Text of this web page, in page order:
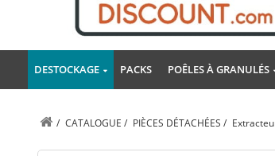
DESTOCKAGE PACKS POÊLES À GRANULÉS
/ CATALOGUE / PIÈCES DÉTACHÉES /